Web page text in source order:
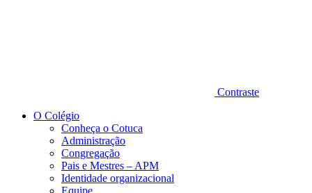
Contraste
O Colégio
Conheça o Cotuca
Administração
Congregação
Pais e Mestres – APM
Identidade organizacional
Equipe